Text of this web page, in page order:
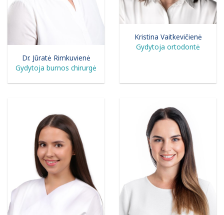
Dr. Jūratė Rimkuvienė
Gydytoja burnos chirurgė
Kristina Vaitkevičienė
Gydytoja ortodontė